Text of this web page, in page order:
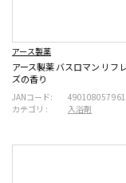
アース製薬
アース製薬 バスロマン リフ
ズの香り
JANコード:
カテゴリ :
入浴剤